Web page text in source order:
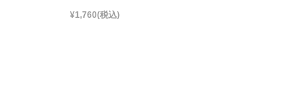
¥1,760(税込)